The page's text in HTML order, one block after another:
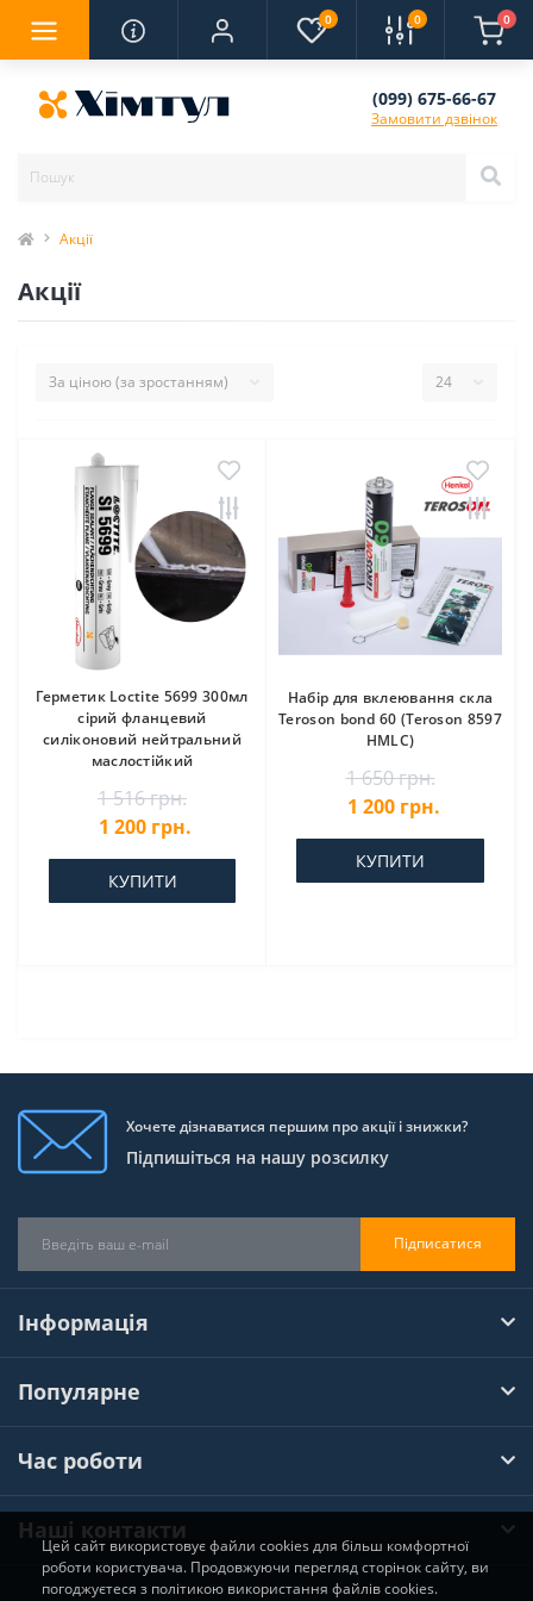
0 0 0
(099) 675-66-67
Замовити дзвінок
Акції
Акції
Герметик Loctite 5699 300мл
сірий фланцевий
силіконовий нейтральний
маслостійкий
1 516 грн.
1 200 грн.
КУПИТИ
Набір для вклеювання скла
Teroson bond 60 (Teroson 8597
HMLC)
1 650 грн.
1 200 грн.
КУПИТИ
Хочете дізнаватися першим про акції і знижки?
Підпишіться на нашу розсилку
Підписатися
Інформація
Популярне
Час роботи
Наші контакти
Цей сайт використовує файли cookies для більш комфортної
роботи користувача. Продовжуючи перегляд сторінок сайту, ви
погоджуєтеся з політикою використання файлів cookies.